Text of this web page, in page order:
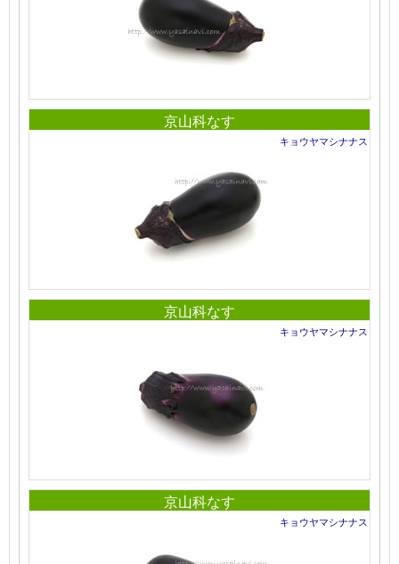
京山科なす
キョウヤマシナナス
京山科なす
キョウヤマシナナス
京山科なす
キョウヤマシナナス